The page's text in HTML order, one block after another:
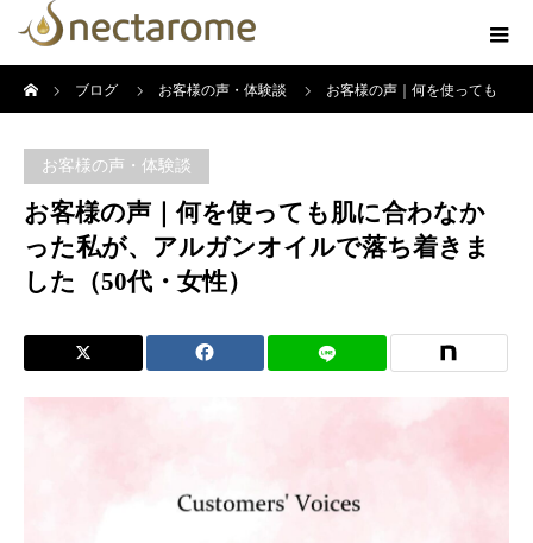
ブログ
お客様の声・体験談 お客様の声｜何を使っても
お客様の声・体験談
お客様の声｜何を使っても肌に合わなか
った私が、アルガンオイルで落ち着きま
した（50代・女性）